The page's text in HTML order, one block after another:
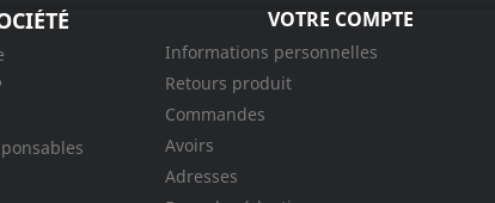
VOTRE COMPTE
Informations personnelles
Retours produit
Commandes
Avoirs
Adresses